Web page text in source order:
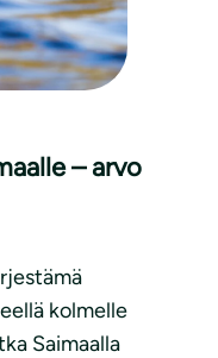
– arvo
kolmelle
Saimaalla